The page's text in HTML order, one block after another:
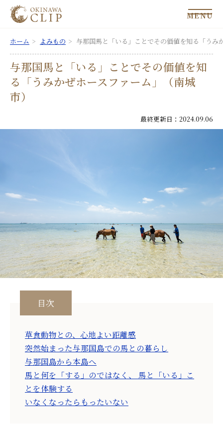
MENU
ホーム よみもの 与那国馬と「いる」ことでその価値を知る「うみ
与那国馬と「いる」ことでその価値を知
る「うみかぜホースファーム」（南城
市）
最終更新日：2024.09.06
目次
草食動物との、心地よい距離感
突然始まった与那国島での馬との暮らし
与那国島から本島へ
馬と何を「する」のではなく、 馬と「いる」こ
とを体験する
いなくなったらもったいない